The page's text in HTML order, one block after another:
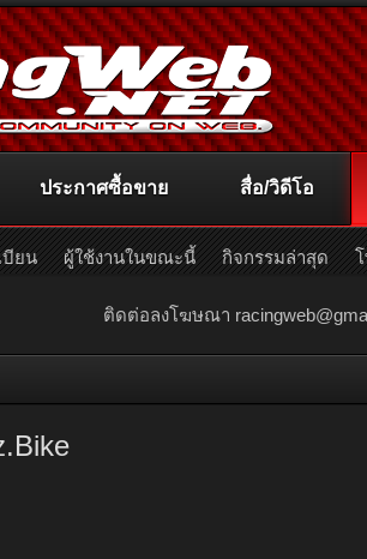
ติดต่อลงโฆษณา
ประกาศซื้อขาย สื่อ/วิดีโอ
บียน ผู้ใช้งานในขณะนี้ กิจกรรมล่าสุด